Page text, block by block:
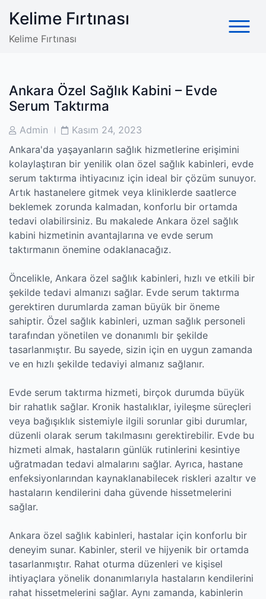
content
Kelime Fırtınası
Kelime Fırtınası
Ankara Özel Sağlık Kabini – Evde
Serum Taktırma
PostAdmin
PostKasım 24, 2023
Ankara'da yaşayanların sağlık hizmetlerine erişimini
kolaylaştıran bir yenilik olan özel sağlık kabinleri, evde
serum taktırma ihtiyacınız için ideal bir çözüm sunuyor.
Artık hastanelere gitmek veya kliniklerde saatlerce
beklemek zorunda kalmadan, konforlu bir ortamda
tedavi olabilirsiniz. Bu makalede Ankara özel sağlık
kabini hizmetinin avantajlarına ve evde serum
taktırmanın önemine odaklanacağız.
Öncelikle, Ankara özel sağlık kabinleri, hızlı ve etkili bir
şekilde tedavi almanızı sağlar. Evde serum taktırma
gerektiren durumlarda zaman büyük bir öneme
sahiptir. Özel sağlık kabinleri, uzman sağlık personeli
tarafından yönetilen ve donanımlı bir şekilde
tasarlanmıştır. Bu sayede, sizin için en uygun zamanda
ve en hızlı şekilde tedaviyi almanız sağlanır.
Evde serum taktırma hizmeti, birçok durumda büyük
bir rahatlık sağlar. Kronik hastalıklar, iyileşme süreçleri
veya bağışıklık sistemiyle ilgili sorunlar gibi durumlar,
düzenli olarak serum takılmasını gerektirebilir. Evde bu
hizmeti almak, hastaların günlük rutinlerini kesintiye
uğratmadan tedavi almalarını sağlar. Ayrıca, hastane
enfeksiyonlarından kaynaklanabilecek riskleri azaltır ve
hastaların kendilerini daha güvende hissetmelerini
sağlar.
Ankara özel sağlık kabinleri, hastalar için konforlu bir
deneyim sunar. Kabinler, steril ve hijyenik bir ortamda
tasarlanmıştır. Rahat oturma düzenleri ve kişisel
ihtiyaçlara yönelik donanımlarıyla hastaların kendilerini
rahat hissetmelerini sağlar. Aynı zamanda, kabinlerin